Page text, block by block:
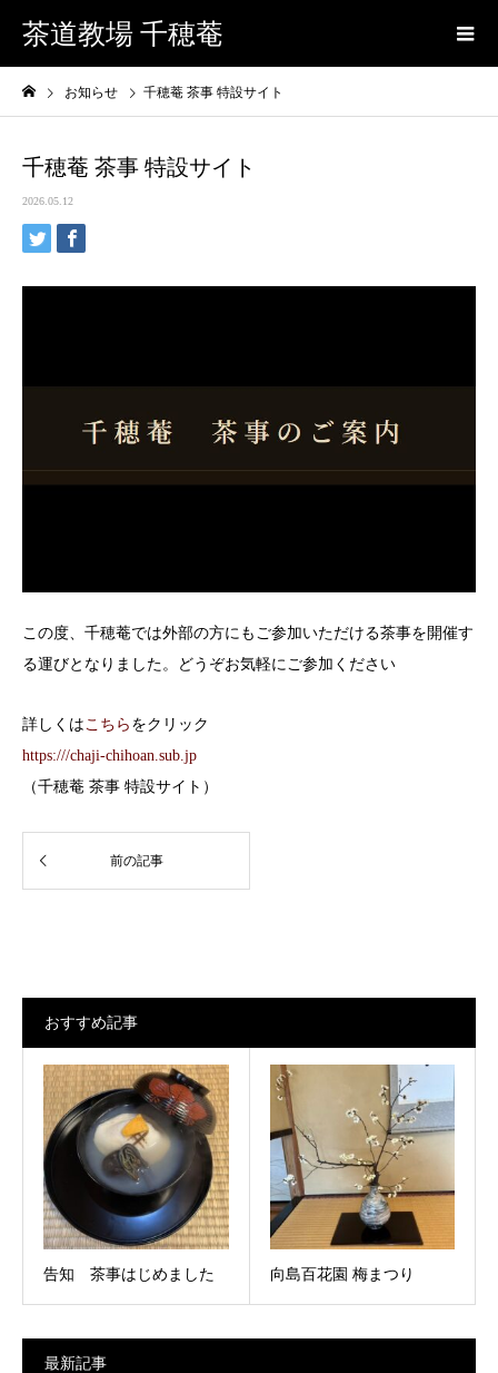
茶道教場 千穂菴
お知らせ 千穂菴 茶事 特設サイト
千穂菴 茶事 特設サイト
2026.05.12
この度、千穂菴では外部の方にもご参加いただける茶事を開催す
る運びとなりました。どうぞお気軽にご参加ください
詳しくは こちら をクリック
https:///chaji-chihoan.sub.jp
（千穂菴 茶事 特設サイト）
おすすめ記事
告知 茶事はじめました 向島百花園 梅まつり
最新記事